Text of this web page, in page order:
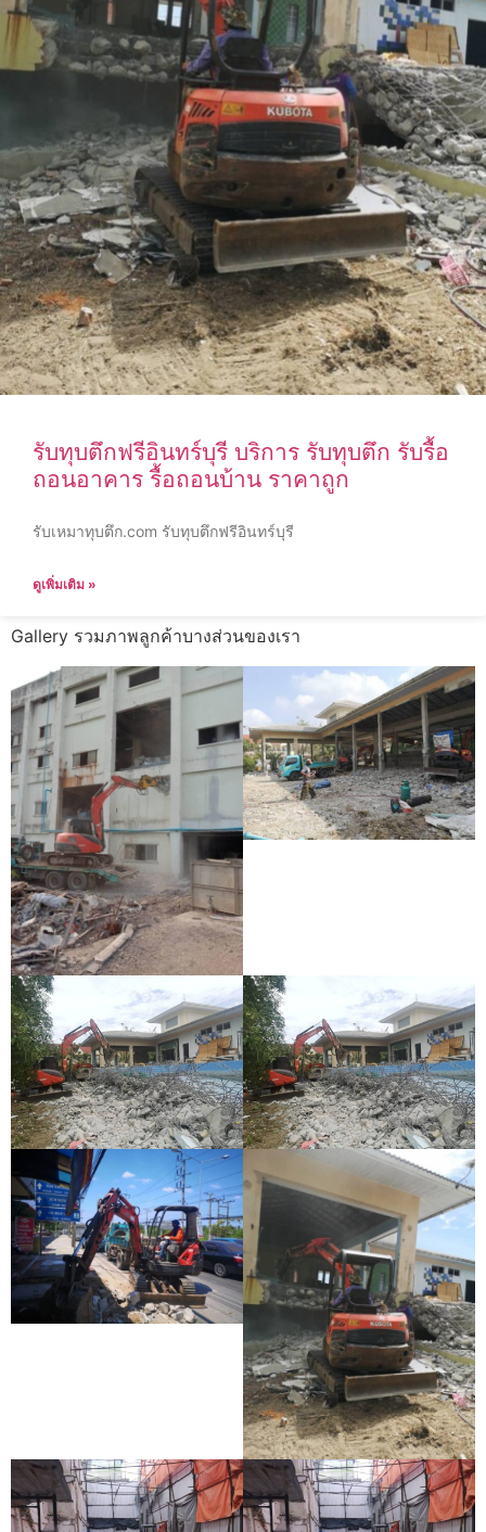
รับทุบตึกฟรีอินทร์บุรี บริการ รับทุบตึก รับรื้อ
ถอนอาคาร รื้อถอนบ้าน ราคาถูก
รับเหมาทุบตึก.com รับทุบตึกฟรีอินทร์บุรี
ดูเพิ่มเติม »
Gallery รวมภาพลูกค้าบางส่วนของเรา